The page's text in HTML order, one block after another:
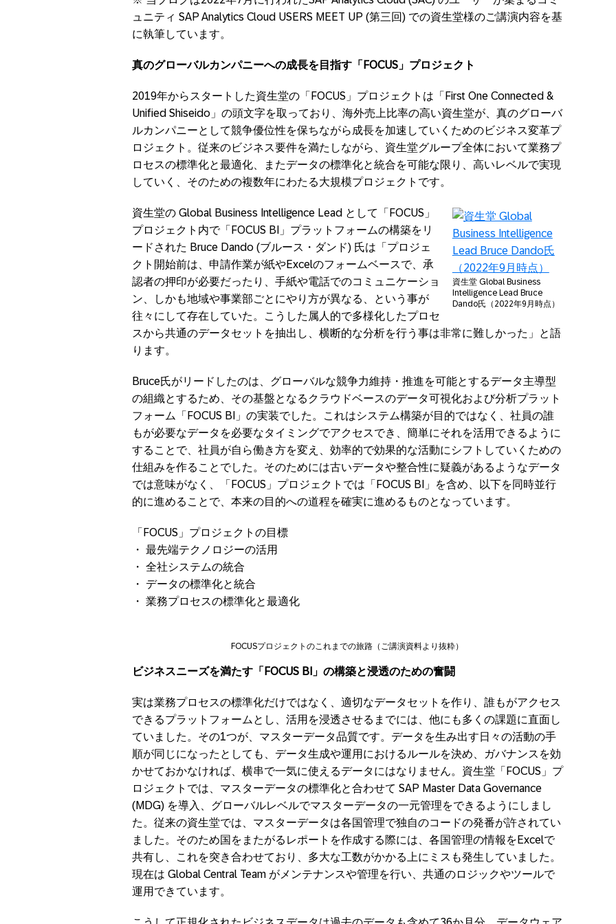
ュニティ SAP Analytics Cloud USERS MEET UP (第三回) での資生堂様のご講演内容を基
に執筆しています。
真のグローバルカンパニーへの成長を目指す「FOCUS」プロジェクト
2019年からスタートした資生堂の「FOCUS」プロジェクトは「First One Connected &
Unified Shiseido」の頭文字を取っており、海外売上比率の高い資生堂が、真のグローバ
ルカンパニーとして競争優位性を保ちながら成長を加速していくためのビジネス変革プ
ロジェクト。従来のビジネス要件を満たしながら、資生堂グループ全体において業務プ
ロセスの標準化と最適化、またデータの標準化と統合を可能な限り、高いレベルで実現
していく、そのための複数年にわたる大規模プロジェクトです。
資生堂 Global Business
Intelligence Lead Bruce
Dando氏（2022年9月時点）
資生堂の Global Business Intelligence Lead として「FOCUS」
プロジェクト内で「FOCUS BI」プラットフォームの構築をリ
ードされた Bruce Dando (ブルース・ダンド) 氏は「プロジェ
クト開始前は、申請作業が紙やExcelのフォームベースで、承
認者の押印が必要だったり、手紙や電話でのコミュニケーショ
ン、しかも地域や事業部ごとにやり方が異なる、という事が
往々にして存在していた。こうした属人的で多様化したプロセ
スから共通のデータセットを抽出し、横断的な分析を行う事は非常に難しかった」と語
ります。
Bruce氏がリードしたのは、グローバルな競争力維持・推進を可能とするデータ主導型
の組織とするため、その基盤となるクラウドベースのデータ可視化および分析プラット
フォーム「FOCUS BI」の実装でした。これはシステム構築が目的ではなく、社員の誰
もが必要なデータを必要なタイミングでアクセスでき、簡単にそれを活用できるように
することで、社員が自ら働き方を変え、効率的で効果的な活動にシフトしていくための
仕組みを作ることでした。そのためには古いデータや整合性に疑義があるようなデータ
では意味がなく、「FOCUS」プロジェクトでは「FOCUS BI」を含め、以下を同時並行
的に進めることで、本来の目的への道程を確実に進めるものとなっています。
「FOCUS」プロジェクトの目標
・ 最先端テクノロジーの活用
・ 全社システムの統合
・ データの標準化と統合
・ 業務プロセスの標準化と最適化
FOCUSプロジェクトのこれまでの旅路（ご講演資料より抜粋）
ビジネスニーズを満たす「 FOCUS BI」の構築と浸透のための奮闘
実は業務プロセスの標準化だけではなく、適切なデータセットを作り、誰もがアクセス
できるプラットフォームとし、活用を浸透させるまでには、他にも多くの課題に直面し
ていました。その1つが、マスターデータ品質です。データを生み出す日々の活動の手
順が同じになったとしても、データ生成や運用におけるルールを決め、ガバナンスを効
かせておかなければ、横串で一気に使えるデータにはなりません。資生堂「FOCUS」プ
ロジェクトでは、マスターデータの標準化と合わせて SAP Master Data Governance
(MDG) を導入、グローバルレベルでマスターデータの一元管理をできるようにしまし
た。従来の資生堂では、マスターデータは各国管理で独自のコードの発番が許されてい
ました。そのため国をまたがるレポートを作成する際には、各国管理の情報をExcelで
共有し、これを突き合わせており、多大な工数がかかる上にミスも発生していました。
現在は Global Central Team がメンテナンスや管理を行い、共通のロジックやツールで
運用できています。